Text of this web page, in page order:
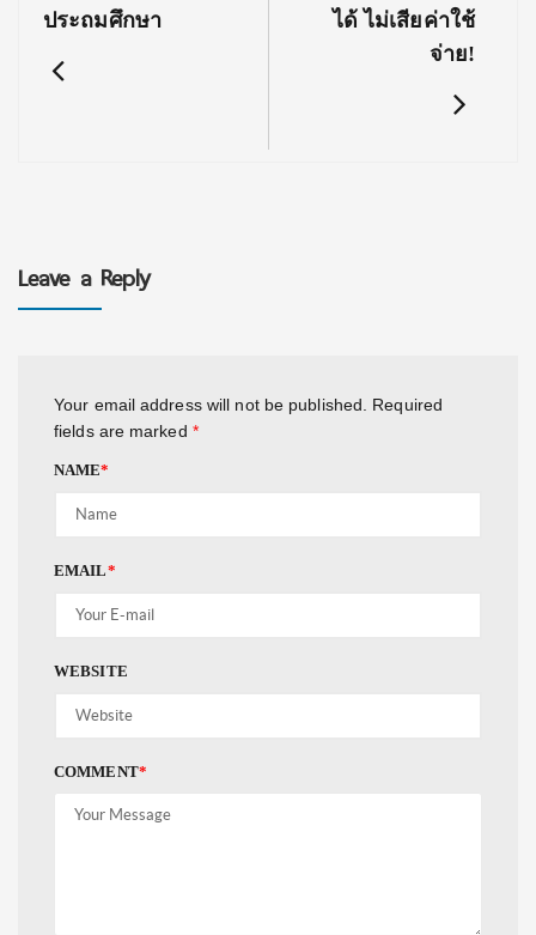
ประถมศึกษา
ได้ ไม่เสียค่าใช้
จ่าย!
Leave a Reply
Your email address will not be published.
Required
fields are marked *
NAME*
EMAIL*
WEBSITE
COMMENT*